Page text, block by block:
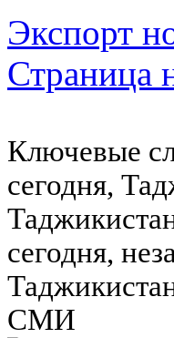
Экспорт
Страница
Ключевые
сегодня,
сегодня,
СМИ